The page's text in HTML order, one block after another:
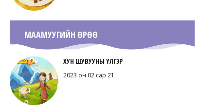
МААМУУГИЙН ӨРӨӨ
ХУН ШУВУУНЫ ҮЛГЭР
2023 он 02 сар 21